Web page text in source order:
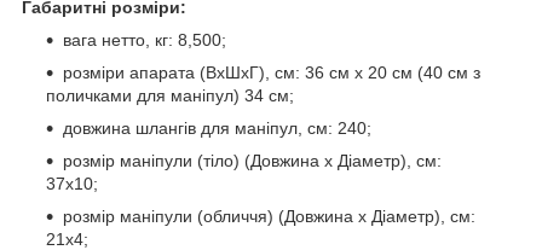
Габаритні розміри:
вага нетто, кг: 8,500;
розміри апарата (ВхШхГ), см: 36 см х 20 см (40 см з
поличками для маніпул) 34 см;
довжина шлангів для маніпул, см: 240;
розмір маніпули (тіло) (Довжина х Діаметр), см:
37х10;
розмір маніпули (обличчя) (Довжина х Діаметр), см:
21х4;